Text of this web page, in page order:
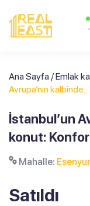
Ana Sayfa /Emlak
Avrupa’nın kalbinde...
İstanbul’un
konut:
Mahalle:
Satıldı